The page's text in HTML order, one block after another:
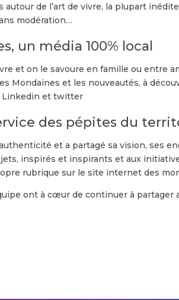
de l’art de vivre, la plupart
modération…
un média 100% local
et on le savoure en famille ou entre
Mondaines et les nouveautés, à
Linkedin et twitter
des pépites du
et a partagé sa vision, ses
inspirés et inspirants et aux
rubrique sur le site internet des
ont à cœur de continuer à partager